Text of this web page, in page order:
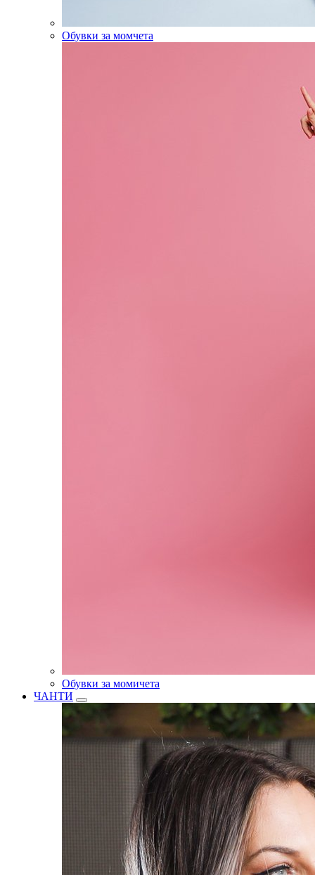
Обувки за момчета
Обувки за момичета
ЧАНТИ